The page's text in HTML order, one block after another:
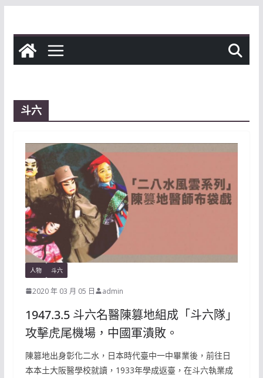
content
斗六
人物 斗六
2020 年 03 月 05 日 admin
1947.3.5 斗六名醫陳篡地組成「斗六隊」
攻擊虎尾機場，中國軍潰敗。
陳篡地出身彰化二水，日本時代臺中一中畢業後，前往日
本本土大阪醫學校就讀，1933年學成返臺，在斗六執業成